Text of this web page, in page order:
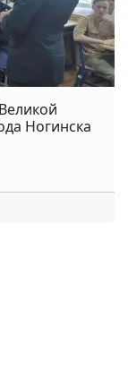
Ногинска